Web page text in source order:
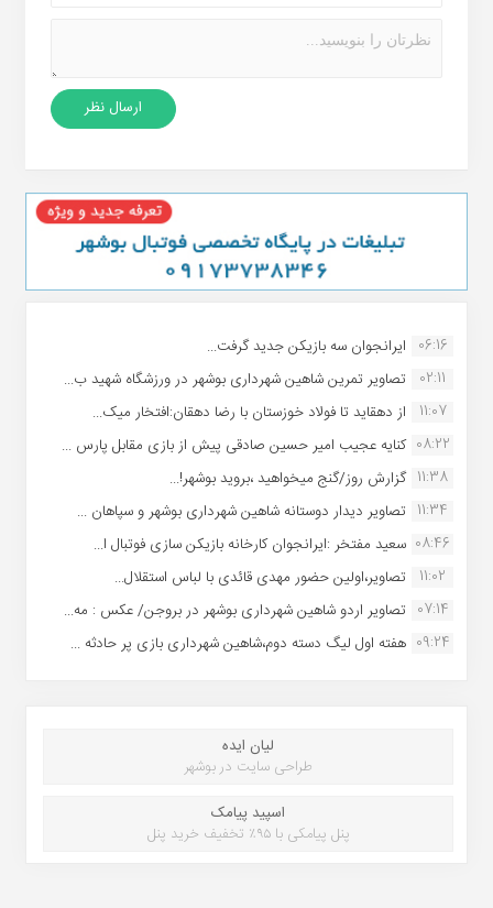
06:16 ایرانجوان سه بازیکن جدید گرفت...
02:11
تصاویر تمرین شاهین شهردارى بوشهر در ورزشگاه شهید ب...
11:07
از دهقاید تا فولاد خوزستان با رضا دهقان:افتخار میک...
08:22 کنایه عجیب امیر حسین صادقی پیش از بازی مقابل پارس ...
11:38 گزارش روز/گنج میخواهید ،بروید بوشهر!...
11:34 تصاویر دیدار دوستانه شاهین شهردارى بوشهر و سپاهان ...
08:46 سعید مفتخر :ایرانجوان کارخانه بازیکن سازی فوتبال ا...
11:02
تصاویر،اولین حضور مهدی قائدی با لباس استقلال...
07:14 تصاویر اردو شاهین شهرداری بوشهر در بروجن/ عکس : مه...
09:24 هفته اول لیگ دسته دوم،شاهین شهرداری بازی پر حادثه ...
لیان ایده
طراحی سایت در بوشهر
اسپید پیامک
پنل پیامکی با ۹۵٪ تخفیف خرید پنل